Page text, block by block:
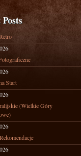
Start
(Wielkie Góry